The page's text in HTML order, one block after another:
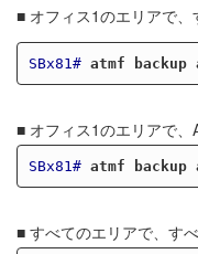
■ オフィス1のエリアで
SBx81# atmf backup
■ オフィス1のエリアで
SBx81# atmf backup
■ すべてのエリアで、す